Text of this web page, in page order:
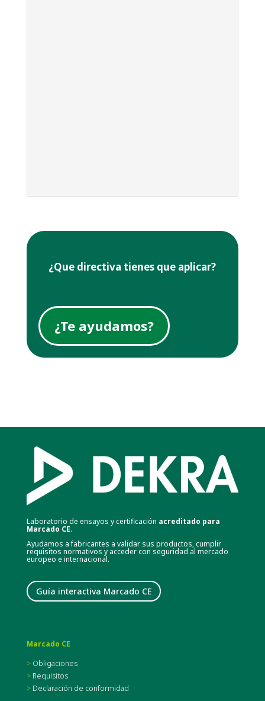
¿Que directiva tienes que aplicar?
¿Te ayudamos?
Laboratorio de ensayos y certificación acreditado para
Marcado CE.
Ayudamos a fabricantes a validar sus productos, cumplir
requisitos normativos y acceder con seguridad al mercado
europeo e internacional.
Guía interactiva Marcado CE
Marcado CE
> Obligaciones
> Requisitos
> Declaración de conformidad